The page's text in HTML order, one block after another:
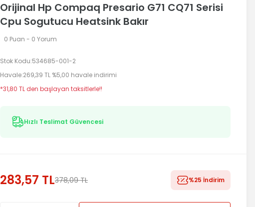
Orijinal Hp Compaq Presario G71 CQ71 Serisi
Cpu Sogutucu Heatsink Bakır
0 Puan - 0 Yorum
Stok Kodu 534685-001-2
Havale 269,39 TL %5,00 havale indirimi
*31,80 TL den başlayan taksitlerle!!
Hızlı Teslimat Güvencesi
283,57 TL378,09 TL %25 İndirim